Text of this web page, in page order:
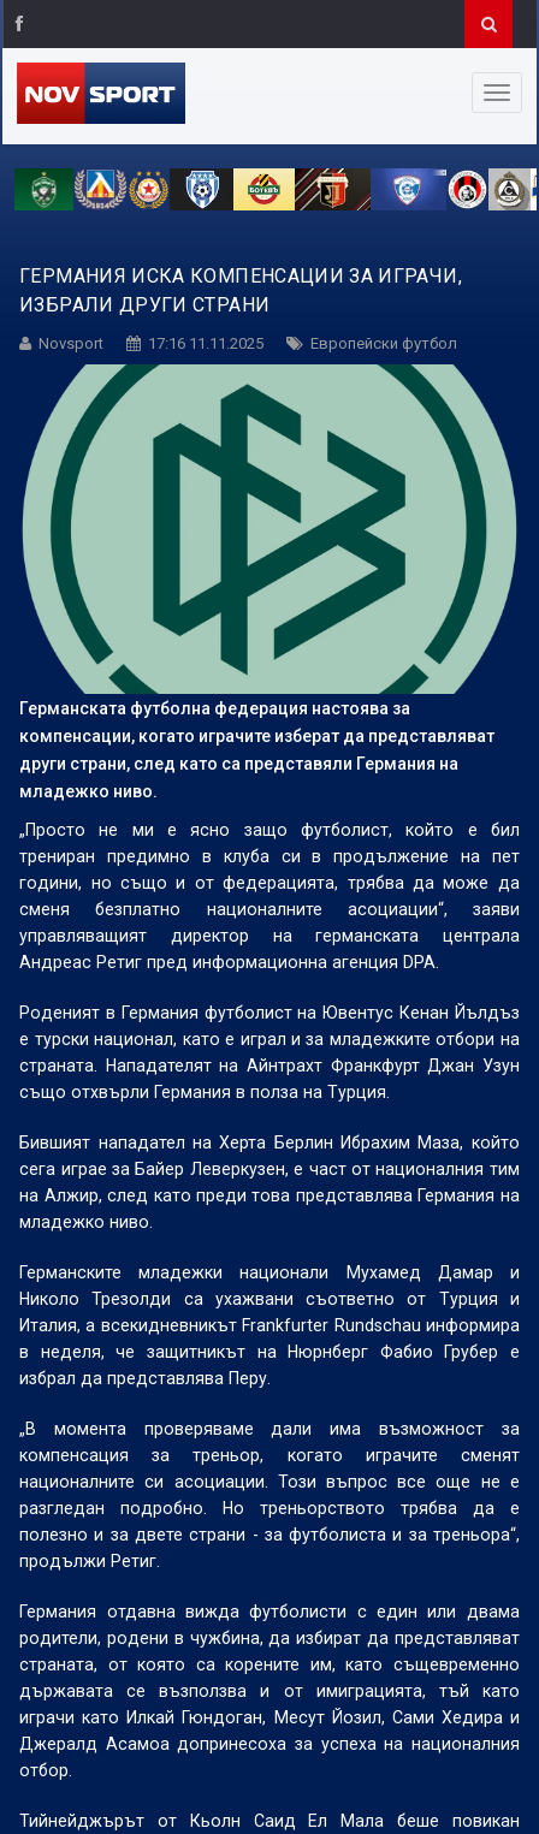
ГЕРМАНИЯ ИСКА КОМПЕНСАЦИИ ЗА ИГРАЧИ,
ИЗБРАЛИ ДРУГИ СТРАНИ
Novsport 17:16 11.11.2025 Европейски футбол
Германската футболна федерация настоява за
компенсации, когато играчите изберат да представляват
други страни, след като са представяли Германия на
младежко ниво.
„Просто не ми е ясно защо футболист, който е бил
трениран предимно в клуба си в продължение на пет
години, но също и от федерацията, трябва да може да
сменя безплатно националните асоциации“, заяви
управляващият директор на германската централа
Андреас Ретиг пред информационна агенция DPA.
Роденият в Германия футболист на Ювентус Кенан Йълдъз
е турски национал, като е играл и за младежките отбори на
страната. Нападателят на Айнтрахт Франкфурт Джан Узун
също отхвърли Германия в полза на Турция.
Бившият нападател на Херта Берлин Ибрахим Маза, който
сега играе за Байер Леверкузен, е част от националния тим
на Алжир, след като преди това представлява Германия на
младежко ниво.
Германските младежки национали Мухамед Дамар и
Николо Трезолди са ухажвани съответно от Турция и
Италия, а всекидневникът Frankfurter Rundschau информира
в неделя, че защитникът на Нюрнберг Фабио Грубер е
избрал да представлява Перу.
„В момента проверяваме дали има възможност за
компенсация за треньор, когато играчите сменят
националните си асоциации. Този ​​въпрос все още не е
разгледан подробно. Но треньорството трябва да е
полезно и за двете страни - за футболиста и за треньора“,
продължи Ретиг.
Германия отдавна вижда футболисти с един или двама
родители, родени в чужбина, да избират да представляват
страната, от която са корените им, като същевременно
държавата се възползва и от имиграцията, тъй като
играчи като Илкай Гюндоган, Месут Йозил, Сами Хедира и
Джералд Асамоа допринесоха за успеха на националния
отбор.
Тийнейджърът от Кьолн Саид Ел Мала беше повикан